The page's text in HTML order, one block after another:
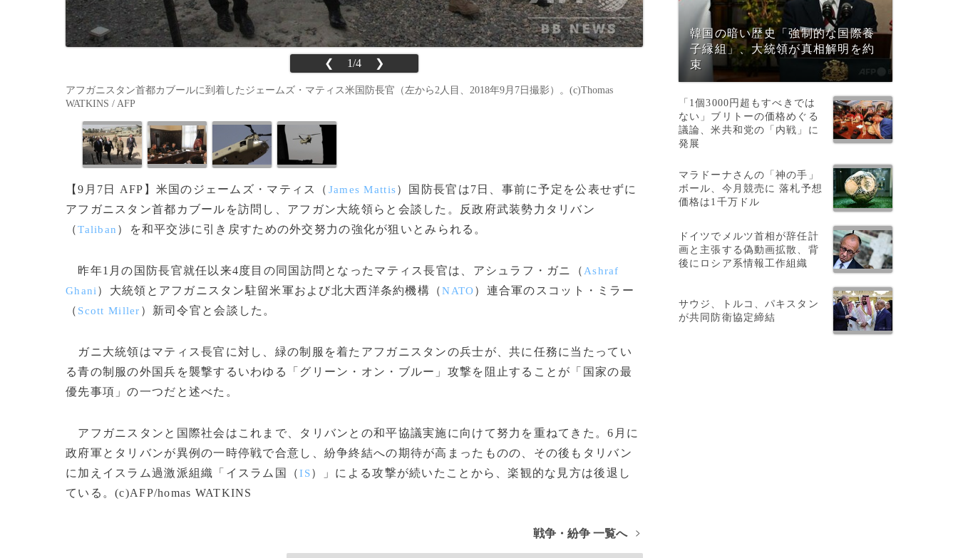
❮ 1/4 ❯
アフガニスタン首都カブールに到着したジェームズ・マティス米国防長官（左から2人目、2018年9月7日撮影）。(c)Thomas
WATKINS / AFP
【9月7日 AFP】米国のジェームズ・マティス（ James Mattis）国防長官は7日、事前に予定を公表せずに
アフガニスタン首都カブールを訪問し、アフガン大統領らと会談した。反政府武装勢力タリバン
（Taliban ）を和平交渉に引き戻すための外交努力の強化が狙いとみられる。
昨年1月の国防長官就任以来4度目の同国訪問となったマティス長官は、アシュラフ・ガニ（ Ashraf
Ghani ）大統領とアフガニスタン駐留米軍および北大西洋条約機構（NATO）連合軍のスコット・ミラー
（ Scott Miller ）新司令官と会談した。
ガニ大統領はマティス長官に対し、緑の制服を着たアフガニスタンの兵士が、共に任務に当たってい
る青の制服の外国兵を襲撃するいわゆる「グリーン・オン・ブルー」攻撃を阻止することが「国家の最
優先事項」の一つだと述べた。
アフガニスタンと国際社会はこれまで、タリバンとの和平協議実施に向けて努力を重ねてきた。6月に
政府軍とタリバンが異例の一時停戦で合意し、紛争終結への期待が高まったものの、その後もタリバン
に加えイスラム過激派組織「イスラム国（IS）」による攻撃が続いたことから、楽観的な見方は後退し
ている。(c)AFP/homas WATKINS
戦争・紛争 一覧へ >
韓国の暗い歴史「強制的な国際養
子縁組」、大統領が真相解明を約
束
「1個3000円超もすべきでは
ない」ブリトーの価格めぐる
議論、米共和党の「内戦」に
発展
マラドーナさんの「神の手」
ボール、今月競売に 落札予想
価格は1千万ドル
ドイツでメルツ首相が辞任計
画と主張する偽動画拡散、背
後にロシア系情報工作組織
サウジ、トルコ、パキスタン
が共同防衛協定締結